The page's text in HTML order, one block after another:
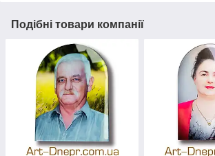
Подібні товари компанії